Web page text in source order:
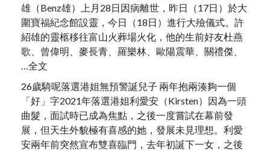
雄（Benz雄）上月28日因病離世，昨日（17日）於大
圍寶福紀念館設靈，今日（18日）進行大殮儀式。許
紹雄的靈柩移往富山火葬場火化，他的生前好友杜燕
歌、曾偉明、麥長青、羅樂林、歐陽震華、關禮傑、
…全文
26歲騎呢落選港姐無預警誕兒子 兩年抱兩湊夠一個
「好」字2021年落選港姐利愛安（Kirsten）因為一頭
曲髮，面試時已成為焦點，之後一度嘗試在幕前發
展，但天生外貌極有喜感的她，發展未見理想。利愛
安兩年前突然宣布雙喜臨門，去年初誕下一女，之後